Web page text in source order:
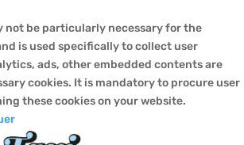
not be particularly necessary for the
is used specifically to collect user
ads, other embedded contents are
cookies. It is mandatory to procure user
these cookies on your website.